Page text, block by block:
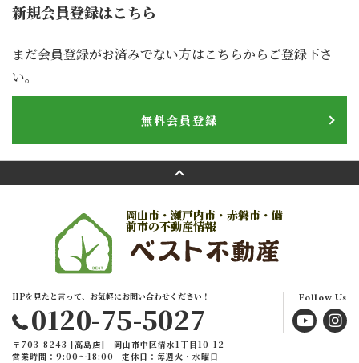
新規会員登録はこちら
まだ会員登録がお済みでない方はこちらからご登録下さ
い。
無料会員登録
岡山市・瀬戸内市・赤磐市・備
前市の不動産情報
HPを見たと言って、お気軽にお問い合わせください！
0120-75-5027
Follow Us
〒703-8243 [高島店] 岡山市中区清水1丁目10-12
営業時間：9:00〜18:00
定休日：毎週火・水曜日